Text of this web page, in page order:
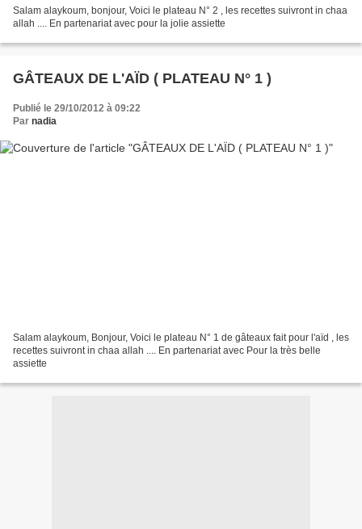
Salam alaykoum, bonjour, Voici le plateau N° 2 , les recettes suivront in chaa
allah .... En partenariat avec pour la jolie assiette
GÂTEAUX DE L'AÏD ( PLATEAU N° 1 )
Publié le 29/10/2012 à 09:22
Par nadia
Salam alaykoum, Bonjour, Voici le plateau N° 1 de gâteaux fait pour l'aïd , les
recettes suivront in chaa allah .... En partenariat avec Pour la très belle
assiette